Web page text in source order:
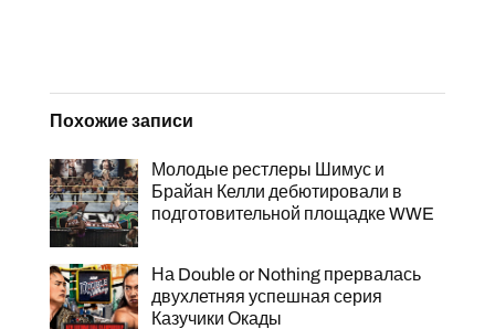
Похожие записи
Молодые рестлеры Шимус и
Брайан Келли дебютировали в
подготовительной площадке WWE
На Double or Nothing прервалась
двухлетняя успешная серия
Казучики Окады